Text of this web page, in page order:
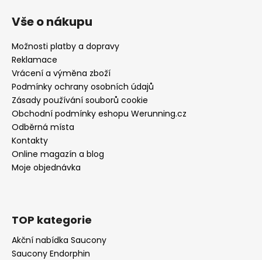
Vše o nákupu
Možnosti platby a dopravy
Reklamace
Vrácení a výměna zboží
Podmínky ochrany osobních údajů
Zásady používání souborů cookie
Obchodní podmínky eshopu Werunning.cz
Odběrná místa
Kontakty
Online magazín a blog
Moje objednávka
TOP kategorie
Akční nabídka Saucony
Saucony Endorphin